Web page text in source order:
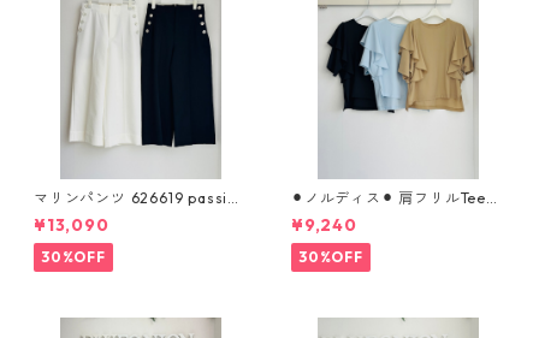
マリンパンツ 626619 passion
e
¥13,090
30%OFF
⚫︎ノルディス⚫︎ 肩フリルTeeブ
ラウス （set up対応） 610- 8
5064 cloche
¥9,240
30%OFF